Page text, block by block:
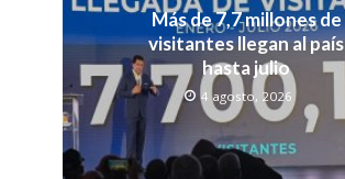
Más de 7,7 millones de
visitantes llegan al país
hasta julio
4 agosto, 2026